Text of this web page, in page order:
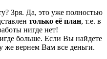
Зря. Да, это уже полностью
только её план, т.е. в
нигде нет!
больше. Если Вы найдете
же вернем Вам все деньги.